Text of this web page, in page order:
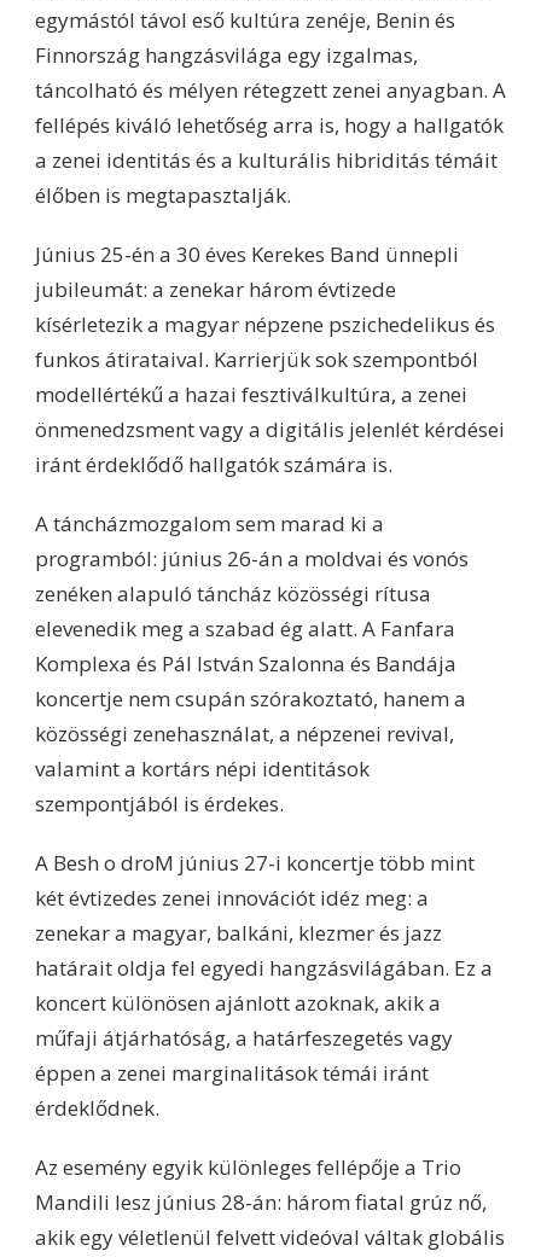
egymástól távol eső kultúra zenéje, Benin és
Finnország hangzásvilága egy izgalmas,
táncolható és mélyen rétegzett zenei anyagban. A
fellépés kiváló lehetőség arra is, hogy a hallgatók
a zenei identitás és a kulturális hibriditás témáit
élőben is megtapasztalják.
Június 25-én a 30 éves Kerekes Band ünnepli
jubileumát: a zenekar három évtizede
kísérletezik a magyar népzene pszichedelikus és
funkos átirataival. Karrierjük sok szempontból
modellértékű a hazai fesztiválkultúra, a zenei
önmenedzsment vagy a digitális jelenlét kérdései
iránt érdeklődő hallgatók számára is.
A táncházmozgalom sem marad ki a
programból: június 26-án a moldvai és vonós
zenéken alapuló táncház közösségi rítusa
elevenedik meg a szabad ég alatt. A Fanfara
Komplexa és Pál István Szalonna és Bandája
koncertje nem csupán szórakoztató, hanem a
közösségi zenehasználat, a népzenei revival,
valamint a kortárs népi identitások
szempontjából is érdekes.
A Besh o droM június 27-i koncertje több mint
két évtizedes zenei innovációt idéz meg: a
zenekar a magyar, balkáni, klezmer és jazz
határait oldja fel egyedi hangzásvilágában. Ez a
koncert különösen ajánlott azoknak, akik a
műfaji átjárhatóság, a határfeszegetés vagy
éppen a zenei marginalitások témái iránt
érdeklődnek.
Az esemény egyik különleges fellépője a Trio
Mandili lesz június 28-án: három fiatal grúz nő,
akik egy véletlenül felvett videóval váltak globális